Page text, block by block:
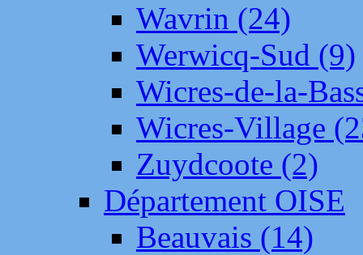
Wavrin (24)
Werwicq-Sud (9)
Wicres-de-la-
Wicres-Village
Zuydcoote (2)
Département OISE
Beauvais (14)